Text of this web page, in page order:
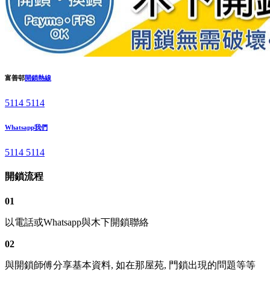
富善邨開鎖熱線
5114 5114
Whatsapp我們
5114 5114
開鎖流程
01
以電話或Whatsapp與木下開鎖聯絡
02
與開鎖師傅分享基本資料, 如在那屋苑, 門鎖出現的問題等等